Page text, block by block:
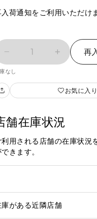
入荷通知をご利用いただけ
1 再
なし
お気に入
舗在庫状況
利用される店舗の在庫状況
きます。
庫がある近隣店舗